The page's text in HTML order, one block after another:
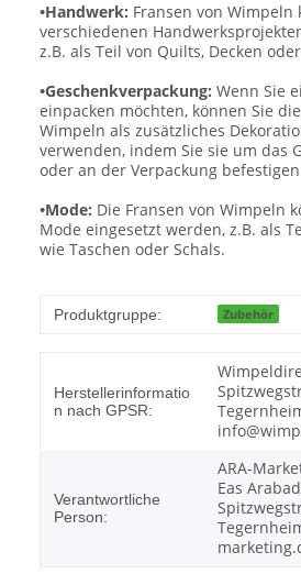
•Handwerk: Fransen von Wimpeln
verschiedenen
z.B. als Teil von Quilts, Decken
•Geschenkverpackung: Wenn Sie
einpacken möchten, können Sie
Wimpeln als zusätzliches
verwenden, indem Sie sie um das
oder an der Verpackung
•Mode: Die Fransen von Wimpeln
Mode eingesetzt werden, z.B. als
wie Taschen oder Schals.
Produktgruppe: Zubehör
Herstellerinformatio
n nach GPSR:
Verantwortliche
Person:
ARA-
Eas